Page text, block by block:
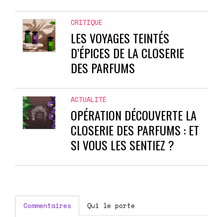
CRITIQUE
LES VOYAGES TEINTÉS
D’ÉPICES DE LA CLOSERIE
DES PARFUMS
ACTUALITÉ
OPÉRATION DÉCOUVERTE LA
CLOSERIE DES PARFUMS : ET
SI VOUS LES SENTIEZ ?
Commentaires Qui le porte